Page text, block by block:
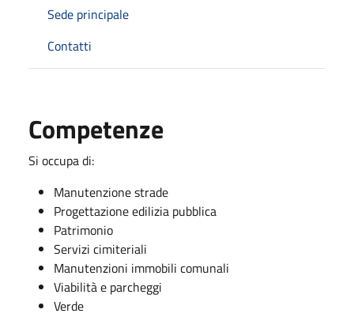
Sede principale
Contatti
Competenze
Si occupa di:
Manutenzione strade
Progettazione edilizia pubblica
Patrimonio
Servizi cimiteriali
Manutenzioni immobili comunali
Viabilità e parcheggi
Verde